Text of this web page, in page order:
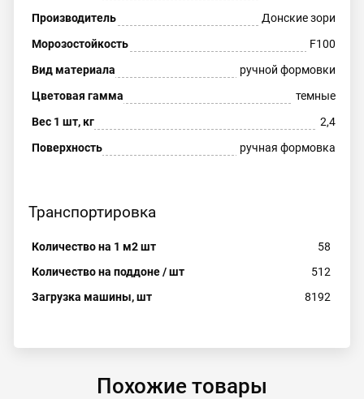
Производитель
Донские зори
Морозостойкость
F100
Вид материала
ручной формовки
Цветовая гамма
темные
Вес 1 шт, кг
2,4
Поверхность
ручная формовка
Транспортировка
Количество на 1 м2 шт
58
Количество на поддоне / шт
512
Загрузка машины, шт
8192
Похожие товары